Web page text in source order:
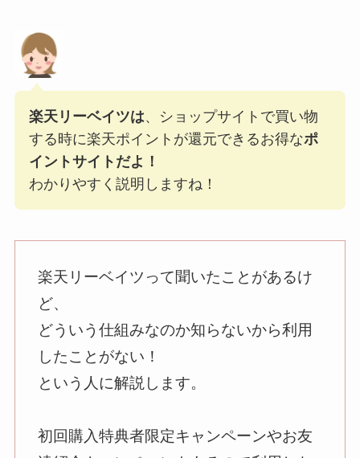
楽天リーベイツは、ショップサイトで買い物
する時に楽天ポイントが還元できるお得なポ
イントサイトだよ！
わかりやすく説明しますね！
楽天リーベイツって聞いたことがあるけ
ど、
どういう仕組みなのか知らないから利用
したことがない！
という人に解説します。
初回購入特典者限定キャンペーンやお友